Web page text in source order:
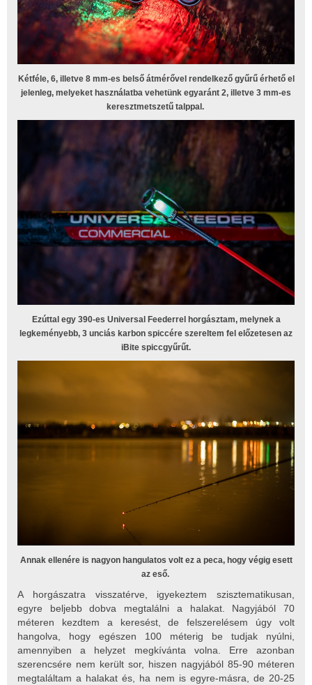
Kétféle, 6, illetve 8 mm-es belső átmérővel rendelkező gyűrű érhető el
jelenleg, melyeket használatba vehetünk egyaránt 2, illetve 3 mm-es
keresztmetszetű talppal.
Ezúttal egy 390-es Universal Feederrel horgásztam, melynek a
legkeményebb, 3 unciás karbon spiccére szereltem fel előzetesen az
iBite spiccgyűrűt.
Annak ellenére is nagyon hangulatos volt ez a peca, hogy végig esett
az eső.
A horgászatra visszatérve, igyekeztem szisztematikusan,
egyre beljebb dobva megtalálni a halakat. Nagyjából 70
méteren kezdtem a keresést, de felszerelésem úgy volt
hangolva, hogy egészen 100 méterig be tudjak nyúlni,
amennyiben a helyzet megkívánta volna. Erre azonban
szerencsére nem került sor, hiszen nagyjából 85-90 méteren
megtaláltam a halakat és, ha nem is egyre-másra, de 20-25